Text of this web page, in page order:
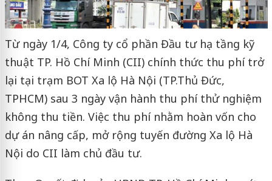
Từ ngày 1/4, Công ty cổ phần Đầu tư hạ tầng kỹ
thuật TP. Hồ Chí Minh (CII) chính thức thu phí trở
lại tại trạm BOT Xa lộ Hà Nội (TP.Thủ Đức,
TPHCM) sau 3 ngày vận hành thu phí thử nghiệm
không thu tiền. Việc thu phí nhằm hoàn vốn cho
dự án nâng cấp, mở rộng tuyến đường Xa lộ Hà
Nội do CII làm chủ đầu tư.